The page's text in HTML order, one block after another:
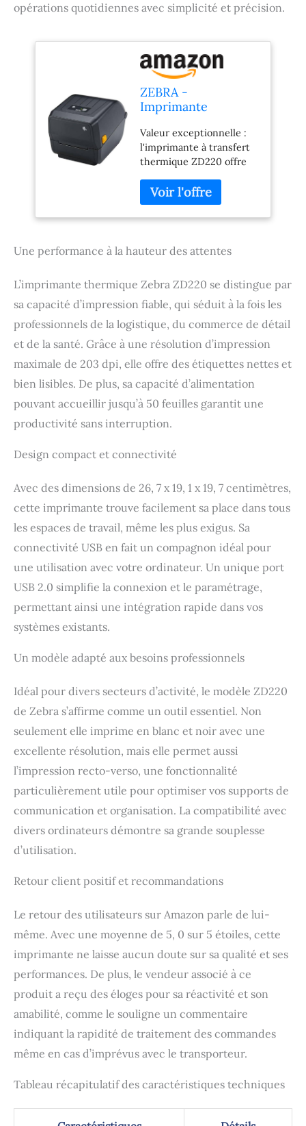
opérations quotidiennes avec simplicité et précision.
ZEBRA -
Imprimante
Thermique ZD220 -
Imprimante de
Bureau 4 Pouces -
Connectivité USB -
Convient aux
secteurs de la
logistique, de la
de la santé
Valeur exceptionnelle :
l'imprimante à transfert
thermique ZD220 offre
et des fonctionnalités de
base à un prix abordable,
à la fois lors de l'achat
sa durée de vie.
seul bouton
d'alimentation et de
pause facilitent
l'utilisation et
l'identification de l'état
de l'imprimante.
Imprimez rapidement :
l'installation facile rend
le ZD220 prêt à imprimer
dès la sortie de la boîte. Il
étiquettes à 10,2 cm par
Service mondial :
accédez rapidement aux
services de support de
réparation, au support
technique en direct et au
support logiciel partout
Zebra et son réseau de
confiance de plus de 10
conçu avec la qualité
Zebra le ZD220 est
années.
Une performance à la hauteur des attentes
L’imprimante thermique Zebra ZD220 se distingue par
sa capacité d’impression fiable, qui séduit à la fois les
professionnels de la logistique, du commerce de détail
et de la santé. Grâce à une résolution d’impression
maximale de 203 dpi, elle offre des étiquettes nettes et
bien lisibles. De plus, sa capacité d’alimentation
pouvant accueillir jusqu’à 50 feuilles garantit une
productivité sans interruption.
Design compact et connectivité
Avec des dimensions de 26, 7 x 19, 1 x 19, 7 centimètres,
cette imprimante trouve facilement sa place dans tous
les espaces de travail, même les plus exigus. Sa
connectivité USB en fait un compagnon idéal pour
une utilisation avec votre ordinateur. Un unique port
USB 2.0 simplifie la connexion et le paramétrage,
permettant ainsi une intégration rapide dans vos
systèmes existants.
Un modèle adapté aux besoins professionnels
Idéal pour divers secteurs d’activité, le modèle ZD220
de Zebra s’affirme comme un outil essentiel. Non
seulement elle imprime en blanc et noir avec une
excellente résolution, mais elle permet aussi
l’impression recto-verso, une fonctionnalité
particulièrement utile pour optimiser vos supports de
communication et organisation. La compatibilité avec
divers ordinateurs démontre sa grande souplesse
d’utilisation.
Retour client positif et recommandations
Le retour des utilisateurs sur Amazon parle de lui-
même. Avec une moyenne de 5, 0 sur 5 étoiles, cette
imprimante ne laisse aucun doute sur sa qualité et ses
performances. De plus, le vendeur associé à ce
produit a reçu des éloges pour sa réactivité et son
amabilité, comme le souligne un commentaire
indiquant la rapidité de traitement des commandes
même en cas d’imprévus avec le transporteur.
Tableau récapitulatif des caractéristiques techniques